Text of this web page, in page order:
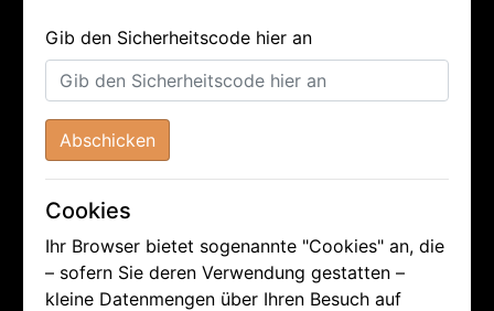
Gib den Sicherheitscode hier an
Abschicken
Cookies
Ihr Browser bietet sogenannte "Cookies" an, die
– sofern Sie deren Verwendung gestatten –
kleine Datenmengen über Ihren Besuch auf